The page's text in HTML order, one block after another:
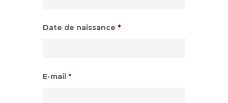
Date de naissance *
de
date
E-mail *